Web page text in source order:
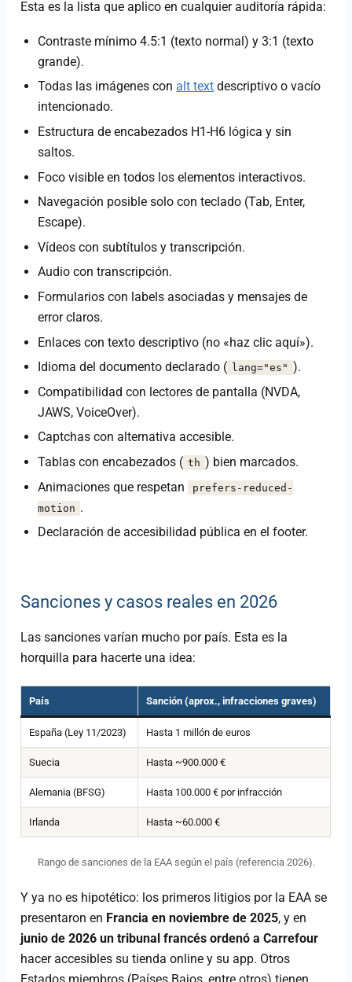
Esta es la lista que aplico en cualquier auditoría rápida:
Contraste mínimo 4.5:1 (texto normal) y 3:1 (texto
grande).
Todas las imágenes con alt text descriptivo o vacío
intencionado.
Estructura de encabezados H1-H6 lógica y sin
saltos.
Foco visible en todos los elementos interactivos.
Navegación posible solo con teclado (Tab, Enter,
Escape).
Vídeos con subtítulos y transcripción.
Audio con transcripción.
Formularios con labels asociadas y mensajes de
error claros.
Enlaces con texto descriptivo (no «haz clic aquí»).
Idioma del documento declarado ( lang="es" ).
Compatibilidad con lectores de pantalla (NVDA,
JAWS, VoiceOver).
Captchas con alternativa accesible.
Tablas con encabezados ( th ) bien marcados.
Animaciones que respetan
prefers-reduced-
motion .
Declaración de accesibilidad pública en el footer.
Sanciones y casos reales en 2026
Las sanciones varían mucho por país. Esta es la
horquilla para hacerte una idea:
País Sanción (aprox., infracciones graves)
España (Ley 11/2023) Hasta 1 millón de euros
Suecia Hasta ~900.000 €
Alemania (BFSG) Hasta 100.000 € por infracción
Irlanda Hasta ~60.000 €
Rango de sanciones de la EAA según el país (referencia 2026).
Y ya no es hipotético: los primeros litigios por la EAA se
presentaron en Francia en noviembre de 2025, y en
junio de 2026 un tribunal francés ordenó a Carrefour
hacer accesibles su tienda online y su app. Otros